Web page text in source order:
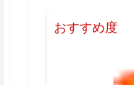
おすすめ度